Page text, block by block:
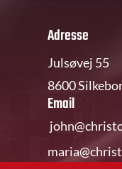
Adresse
Julsøvej 55
8600
Email